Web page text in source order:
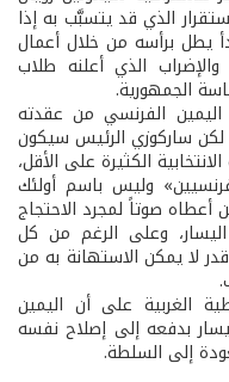
الذي قد يتسبَّب به إذا
يطل برأسه من خلال أعمال
الذي أعلنه طلاب
الجمهورية.
الفرنسي من عقدته
لكن ساركوزي الرئيس سيكون
الكثيرة على الأقل،
وليس باسم أولئك
صوتاً لمجرد الاحتجاج
وعلى الرغم من كل
لا يمكن الاستهانة به من
الغربية على أن اليمين
بدفعه إلى إصلاح نفسه
إلى السلطة.